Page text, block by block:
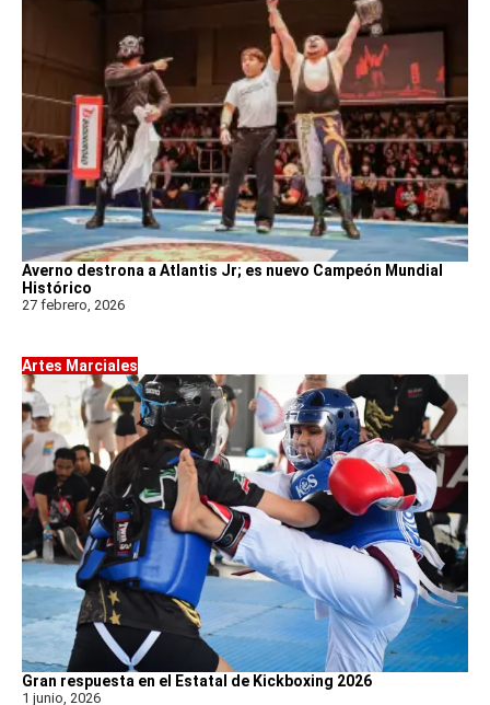
Averno destrona a Atlantis Jr; es nuevo Campeón Mundial
Histórico
27 febrero, 2026
Artes Marciales
Gran respuesta en el Estatal de Kickboxing 2026
1 junio, 2026